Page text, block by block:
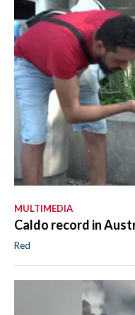
MULTIMEDIA
Caldo record in
Red